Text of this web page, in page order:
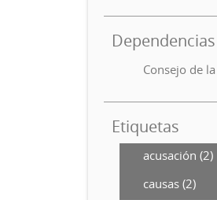
Dependencias
Consejo de
Etiquetas
acusación (2)
causas (2)